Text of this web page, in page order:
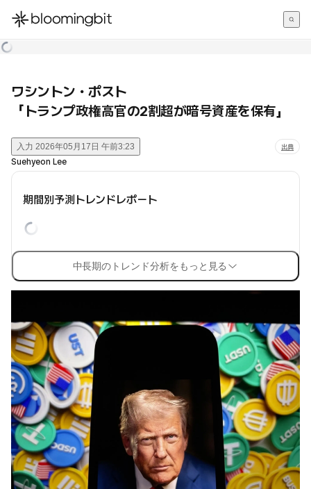
한국어
ワシントン・ポスト
「トランプ政権高官の2割超が暗号資産を保有」
入力 2026年05月17日 午前3:23 出典
Suehyeon Lee
期間別予測トレンドレポート
中長期のトレンド分析をもっと見る